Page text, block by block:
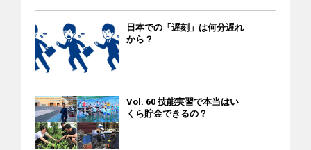
トナム語の通じる主な相談窓口を紹介します。 ■東京都 外国
人在留支援センター（FRESC） ＝あらゆる外国人の生活・労
働・雇用・就職・在留資格などあらゆる分野の相談 ＝FRESC
ヘルプデスク：0120-76-2029＝月～金（9:00～17:00） ＝
17:00） ※ヘルプデスクは全国からの相談に対応。 ※どちらの
電話でも、ベトナム語を希望する場合は、最初に「ベトナム
語でお願いします」と日本語か英語で告げてください。 ■北
海道 北海道外国人相談センター ＝ 011-200-9595（平日9:00-
会と出会いました。支援会の支援で2020年12月に食品加工会
社の面接を受け、合格。この会社と雇用契約を結んで新しい
在留資格を取得し、その直後に出産しました。2021年4月か
ら勤務する予定で、現在、保育所など子どもを預ける施設を
探しています。 ポイント：監理団体による強制帰国は違法 希
望しないのに帰国 相談者が帰国させられた背景には、勤務先
の意向があったようです。2019年12月12日、相談者は監理団
体から面会を求められましたが疲れていたので断ったとこ
日本での「遅刻」は何分遅れ
から？
Vol. 60 技能実習で本当はい
くら貯金できるの？